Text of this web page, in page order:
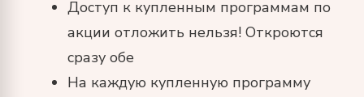
Доступ к купленным программам по
акции отложить нельзя! Откроются
сразу обе
На каждую купленную программу